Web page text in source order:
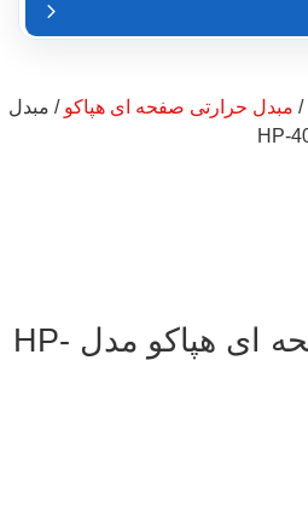
/ مبدل حرارتی صفحه ای هپاکو / مبدل
مبدل حرارتی صفحه ای هپاکو مدل HP-